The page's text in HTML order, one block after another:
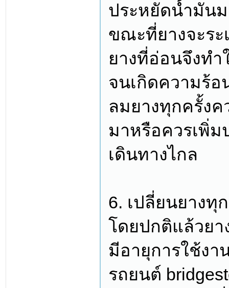
ประหยัดน้ำมัน
ขณะที่ยางจะระ
ยางที่อ่อนจึงท
จนเกิดความร้อ
ลมยางทุกครั้ง
มาหรือควรเพิ่
เดินทางไกล
6. เปลี่ยนยางทุ
โดยปกติแล้วยา
มีอายุการใช้งา
รถยนต์